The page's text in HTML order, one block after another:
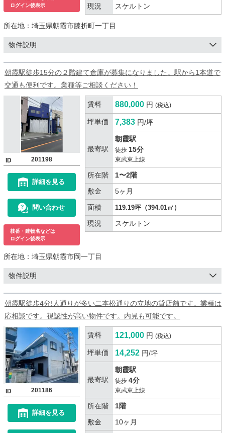
ログイン後表示
現況 スケルトン
所在地： 埼玉県朝霞市膝折町一丁目
物件説明
朝霞駅徒步15分の２階建て倉庫が募集になりました。駅から1本道で
交通も便利です。業種等ご相談ください！
ID 201198
詳細を見る
問い合わせ
枝番・建物名などは
ログイン後表示
賃料 880,000 円 (税込)
坪単価 7,383 円/坪
最寄駅
朝霞駅
徒歩 15分
東武東上線
所在階
1〜2階
敷金
5ヶ月
面積
119.19坪（394.01㎡）
現況 スケルトン
所在地： 埼玉県朝霞市岡一丁目
物件説明
朝霞駅徒歩4分!人通りが多い二本松通りの立地の貸店舗です。業種は
応相談です。視認性が高い物件です。内見も可能です。
ID 201186
詳細を見る
賃料 121,000 円 (税込)
坪単価 14,252 円/坪
最寄駅
朝霞駅
徒歩 4分
東武東上線
所在階
1階
敷金
10ヶ月